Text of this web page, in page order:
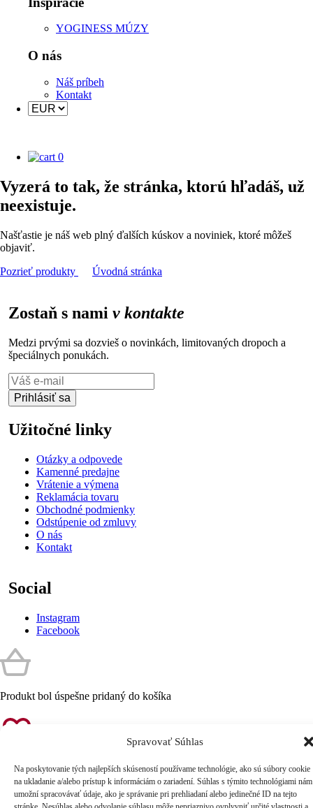
Spravovať Súhlas
Na poskytovanie tých najlepších skúseností používame technológie, ako sú súbory cookie
na ukladanie a/alebo prístup k informáciám o zariadení. Súhlas s týmito technológiami nám
umožní spracovávať údaje, ako je správanie pri prehliadaní alebo jedinečné ID na tejto
YOGINESS MÚZY
O nás
Náš príbeh
Kontakt
0
Vyzerá to tak, že stránka, ktorú hľadáš, už
neexistuje.
Našťastie je náš web plný ďalších kúskov a noviniek, ktoré môžeš
objaviť.
Pozrieť produkty
Úvodná stránka
Zostaň s nami v kontakte
Medzi prvými sa dozvieš o novinkách, limitovaných dropoch a
špeciálnych ponukách.
Prihlásiť sa
Užitočné linky
Otázky a odpovede
Kamenné predajne
Vrátenie a výmena
Reklamácia tovaru
Obchodné podmienky
Odstúpenie od zmluvy
O nás
Kontakt
Social
Instagram
Facebook
Produkt bol úspešne pridaný do košíka
Produkt bol pridaný medzi obľúbené
Postrážiť produkt Budeme Vás informovať keď produkt opäť
naskladníme. Prosím zanechajte nám Váš e-mail.